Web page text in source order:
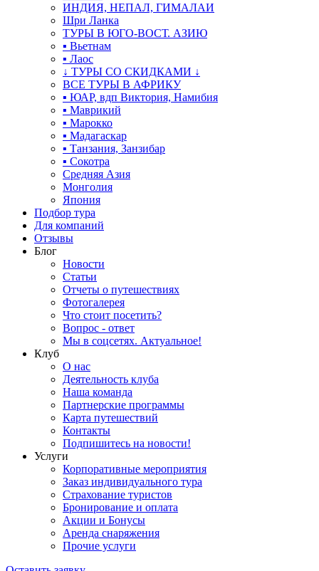
ИНДИЯ, НЕПАЛ, ГИМАЛАИ
Шри Ланка
ТУРЫ В ЮГО-ВОСТ. АЗИЮ
▪ Вьетнам
▪ Лаос
↓ ТУРЫ СО СКИДКАМИ ↓
ВСЕ ТУРЫ В АФРИКУ
▪ ЮАР, вдп Виктория, Намибия
▪ Маврикий
▪ Марокко
▪ Мадагаскар
▪ Танзания, Занзибар
▪ Сокотра
Средняя Азия
Монголия
Япония
Подбор тура
Для компаний
Отзывы
Блог
Новости
Статьи
Отчеты о путешествиях
Фотогалерея
Что стоит посетить?
Вопрос - ответ
Мы в соцсетях. Актуальное!
Клуб
О нас
Деятельность клуба
Наша команда
Партнерские программы
Карта путешествий
Контакты
Подпишитесь на новости!
Услуги
Корпоративные мероприятия
Заказ индивидуального тура
Страхование туристов
Бронирование и оплата
Акции и Бонусы
Аренда снаряжения
Прочие услуги